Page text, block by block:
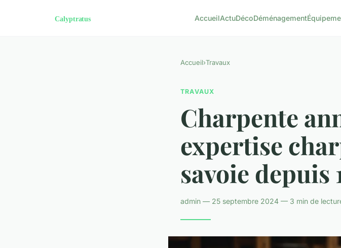
AccueilActuDécoDéménagement
Accueil›Travaux
TRAVAUX
Charpente
expertise
savoie depuis
admin — 25 septembre 2024 — 3 min de